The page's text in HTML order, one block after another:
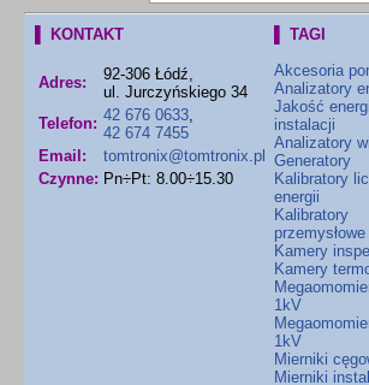
▌ KONTAKT
Adres:
92-306 Łódź,
ul. Jurczyńskiego 34
Telefon: 42 676 0633,
42 674 7455
Email:
tomtronix@tomtronix.pl
Czynne: Pn÷Pt: 8.00÷15.30
▌ TAGI
Akcesoria
Analizatory
Jakość
instalacji
Analizatory
Generatory
Kalibratory
energii
Kalibratory
przemysłowe
Kamery
Kamery
1kV
1kV
Mierniki
Mierniki